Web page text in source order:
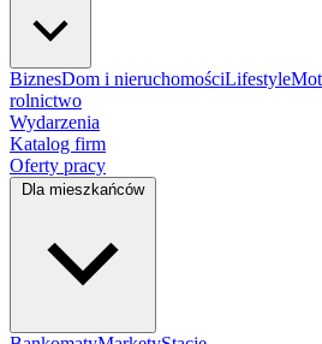
BiznesDom i nieruchomościLifestyle
rolnictwo
Wydarzenia
Katalog firm
Oferty pracy
Dla mieszkańców